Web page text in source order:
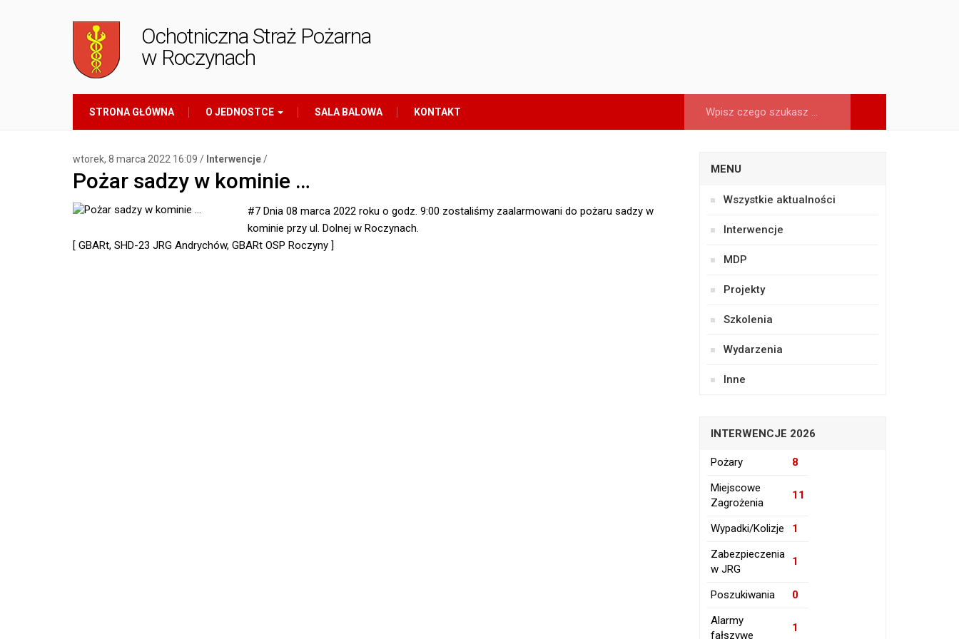
Ochotniczna Straż Pożarna
w Roczynach
STRONA GŁÓWNA O JEDNOSTCE SALA BALOWA KONTAKT
wtorek, 8 marca 2022 16:09 / Interwencje/
Pożar sadzy w kominie …
#7 Dnia 08 marca 2022 roku o godz. 9:00 zostaliśmy zaalarmowani do pożaru sadzy w
kominie przy ul. Dolnej w Roczynach.
[ GBARt, SHD-23 JRG Andrychów, GBARt OSP Roczyny ]
MENU
Wszystkie aktualności
Interwencje
MDP
Projekty
Szkolenia
Wydarzenia
Inne
INTERWENCJE 2026
Pożary
8
Miejscowe
Zagrożenia
11
Wypadki/Kolizje
1
Zabezpieczenia
w JRG
1
Poszukiwania
0
Alarmy
fałszywe
1